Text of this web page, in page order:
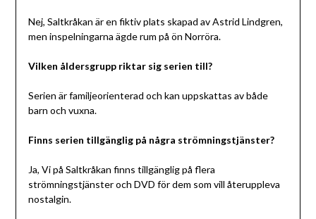
Nej, Saltkråkan är en fiktiv plats skapad av Astrid Lindgren,
men inspelningarna ägde rum på ön Norröra.
Vilken åldersgrupp riktar sig serien till?
Serien är familjeorienterad och kan uppskattas av både
barn och vuxna.
Finns serien tillgänglig på några strömningstjänster?
Ja, Vi på Saltkråkan finns tillgänglig på flera
strömningstjänster och DVD för dem som vill återuppleva
nostalgin.